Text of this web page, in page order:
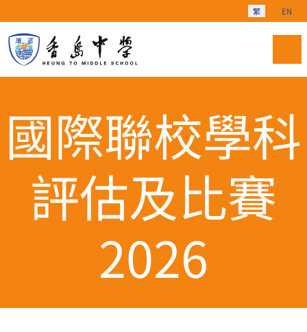
選擇你的語言
繁 EN
國際聯校學科
評估及比賽
2026